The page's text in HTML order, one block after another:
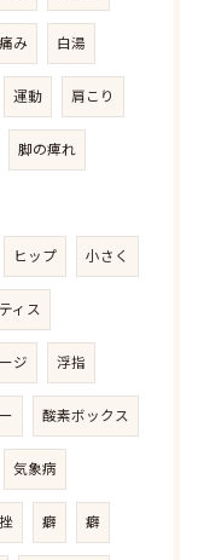
み 白湯
運動 肩こり
脚の痺れ
ヒップ 小さく
ィス
ジ 浮指
酸素ボックス
気象病
癖 癖